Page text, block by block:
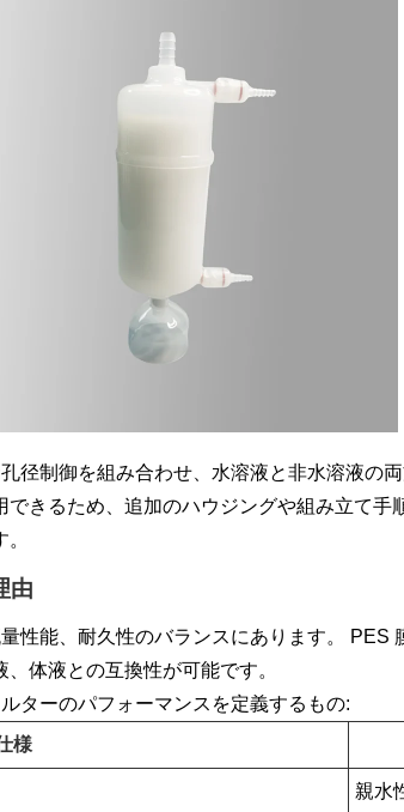
径制御を組み合わせ、水溶液と非水溶液の
きるため、追加のハウジングや組み立て
由
性能、耐久性のバランスにあります。
体液との互換性が可能です。
ターのパフォーマンスを定義するもの:
様
親水